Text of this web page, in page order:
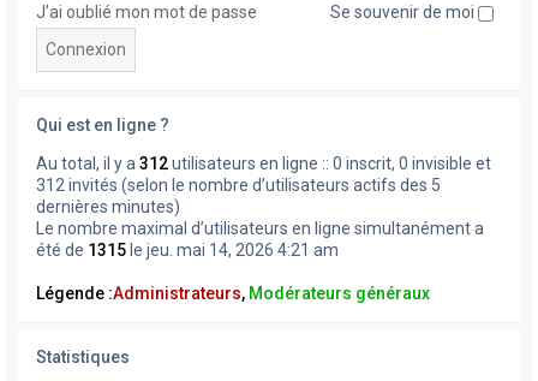
J’ai oublié mon mot de passe Se souvenir de moi
Qui est en ligne ?
Au total, il y a 312utilisateurs en ligne :: 0 inscrit, 0 invisible et
312 invités (selon le nombre d’utilisateurs actifs des 5
dernières minutes)
Le nombre maximal d’utilisateurs en ligne simultanément a
été de 1315 le jeu. mai 14, 2026 4:21 am
Légende :Administrateurs, Modérateurs généraux
Statistiques